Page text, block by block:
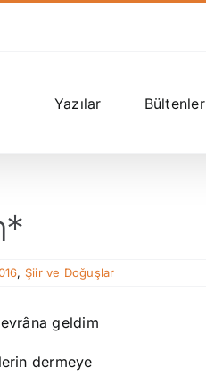
Yazılar Bültenler
, Şiir ve Doğuşlar
geldim
dermeye